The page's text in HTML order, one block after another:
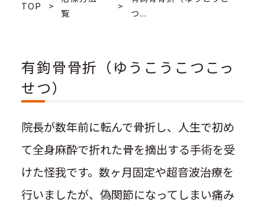
TOP >
覧
>
つ...
有鉤骨骨折（ゆうこうこつこっ
せつ）
院長が数年前に転んで骨折し、人生で初め
て全身麻酔で折れた骨を摘出する手術を受
けた怪我です。数ヶ月固定や超音波治療を
行いましたが、偽関節になってしまい痛み